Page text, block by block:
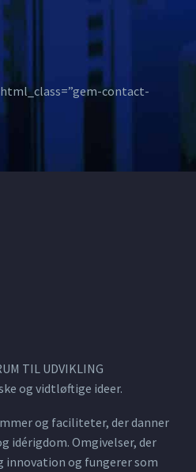
contact-
TIL UDVIKLING
og vidtløftige ideer.
og faciliteter, der danner
idérigdom. Omgivelser, der
og fungerer som